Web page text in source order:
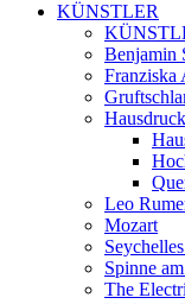
KÜNSTLER
Benjamin
Franziska
Leo
Mozart
Spinne
The